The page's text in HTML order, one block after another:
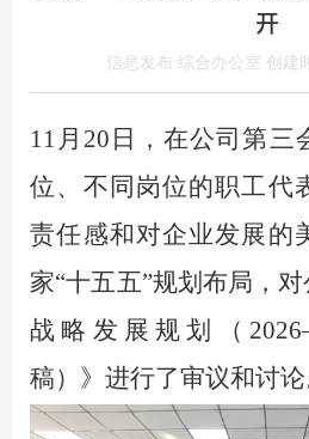
开
信息发布:综合办公室 创建
11月20日，在公司第三
位、不同岗位的职工代
责任感和对企业发展的
家“十五五”规划布局，
战略发展规划（
稿）》进行了审议和讨论